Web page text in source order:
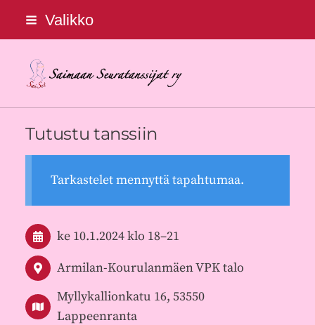
Siirry
sivun
sisältöön
Valikko
Saimaan Seuratanssijat ry
Tutustu tanssiin
Tarkastelet mennyttä tapahtumaa.
ke 10.1.2024klo 18–21
Armilan-Kourulanmäen VPK talo
Myllykallionkatu 16, 53550
Lappeenranta